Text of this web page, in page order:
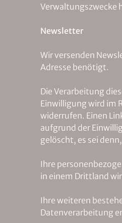
Verwaltungszwecke
Newsletter
Wir versenden
Adresse benötigt.
Die Verarbeitung
Einwilligung wird im
widerrufen. Einen
aufgrund der
gelöscht, es sei
Ihre
in einem Drittland
Ihre weiteren
Datenverarbeitung